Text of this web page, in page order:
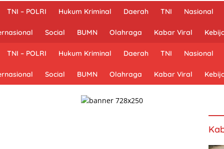
TNI – POLRI Hukum Kriminal Daerah TNI Nasional
Social BUMN Olahraga Kabar Viral
TNI – POLRI Hukum Kriminal Daerah TNI Nasional
Social BUMN Olahraga Kabar Viral